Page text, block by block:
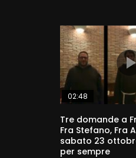
02:48
Tre domande a
Fra Stefano, Fra
sabato 23
per sempre